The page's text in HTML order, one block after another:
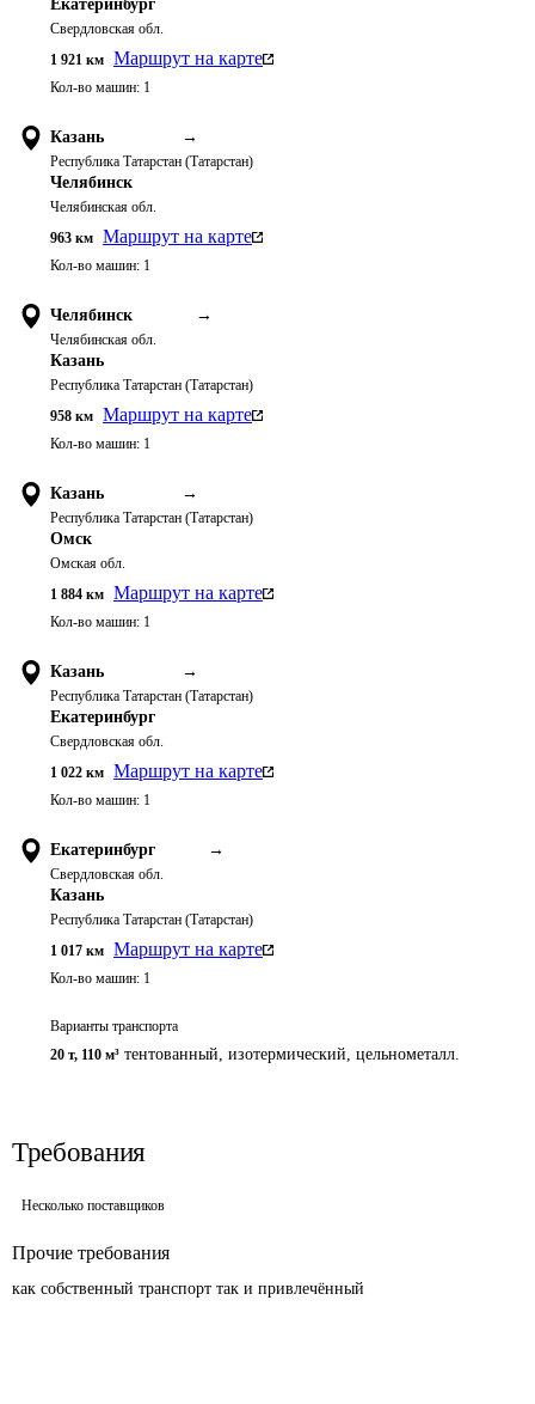
Екатеринбург
Свердловская обл.
1 921 км Маршрут на карте
Кол-во машин: 1
Казань →
Республика Татарстан (Татарстан)
Челябинск
Челябинская обл.
963 км Маршрут на карте
Кол-во машин: 1
Челябинск →
Челябинская обл.
Казань
Республика Татарстан (Татарстан)
958 км Маршрут на карте
Кол-во машин: 1
Казань →
Республика Татарстан (Татарстан)
Омск
Омская обл.
1 884 км Маршрут на карте
Кол-во машин: 1
Казань →
Республика Татарстан (Татарстан)
Екатеринбург
Свердловская обл.
1 022 км Маршрут на карте
Кол-во машин: 1
Екатеринбург →
Свердловская обл.
Казань
Республика Татарстан (Татарстан)
1 017 км Маршрут на карте
Кол-во машин: 1
Варианты транспорта
20 т, 110 м³ тентованный, изотермический, цельнометалл.
Требования
Несколько поставщиков
Прочие требования
как собственный транспорт так и привлечённый